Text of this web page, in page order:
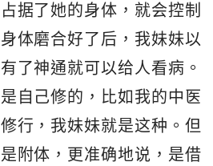
据了她的身体，就会控制
体磨合好了后，我妹妹以
了神通就可以给人看病。
自己修的，比如我的中医
行，我妹妹就是这种。但
附体，更准确地说，是借